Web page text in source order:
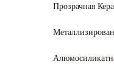
Прозрачная